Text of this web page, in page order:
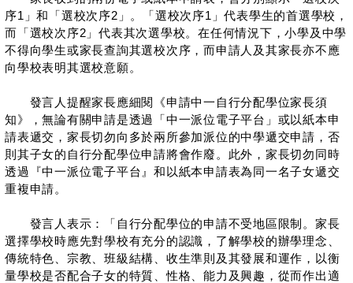
序1」和「選校次序2」。「選校次序1」代表學生的首選學校，
而「選校次序2」代表其次選學校。在任何情況下，小學及中學
不得向學生或家長查詢其選校次序，而申請人及其家長亦不應
向學校表明其選校意願。
發言人提醒家長應細閱《申請中一自行分配學位家長須
知》，無論有關申請是透過「中一派位電子平台」或以紙本申
請表遞交，家長切勿向多於兩所參加派位的中學遞交申請，否
則其子女的自行分配學位申請將會作廢。此外，家長切勿同時
透過『中一派位電子平台』和以紙本申請表為同一名子女遞交
重複申請。
發言人表示：「自行分配學位的申請不受地區限制。家長
選擇學校時應先對學校有充分的認識，了解學校的辦學理念、
傳統特色、宗教、班級結構、收生準則及其發展和運作，以衡
量學校是否配合子女的特質、性格、能力及興趣，從而作出適